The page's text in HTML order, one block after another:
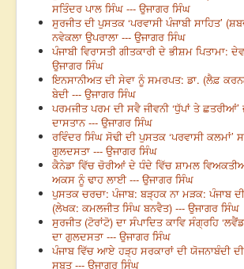
ਸਤਿੰਦਰ ਪਾਲ ਸਿੰਘ --- ਉਜਾਗਰ ਸਿੰਘ
ਸੁਰਜੀਤ ਦੀ ਪੁਸਤਕ ‘ਪਰਵਾਸੀ ਪੰਜਾਬੀ ਸਾਹਿਤ’
ਨਵੇਕਲਾ ਉਪਰਾਲਾ --- ਉਜਾਗਰ ਸਿੰਘ
ਪੰਜਾਬੀ ਵਿਰਾਸਤੀ ਗੀਤਕਾਰੀ ਦੇ ਭੀਸ਼ਮ ਪਿਤਾਮਾ:
ਉਜਾਗਰ ਸਿੰਘ
ਇਨਸਾਨੀਅਤ ਦੀ ਸੇਵਾ ਨੂੰ ਸਮਰਪਤ: ਡਾ. (ਲੈਫ਼
ਬੇਦੀ --- ਉਜਾਗਰ ਸਿੰਘ
ਪਰਮਜੀਤ ਪਰਮ ਦੀ ਸਵੈ ਜੀਵਨੀ ‘ਧੁੱਪਾਂ ਤੇ ਛਤਰੀਆਂ’
ਦਾਸਤਾਨ --- ਉਜਾਗਰ ਸਿੰਘ
ਰਵਿੰਦਰ ਸਿੰਘ ਸੋਢੀ ਦੀ ਪੁਸਤਕ ‘ਪਰਵਾਸੀ ਕਲਮਾਂ’
ਗੁਲਦਸਤਾ --- ਉਜਾਗਰ ਸਿੰਘ
ਕੈਨੇਡਾ ਵਿੱਚ ਚੋਰੀਆਂ ਦੇ ਧੰਦੇ ਵਿੱਚ ਸ਼ਾਮਲ
ਅਕਸ ਨੂੰ ਢਾਹ ਲਾਈ --- ਉਜਾਗਰ ਸਿੰਘ
ਪੁਸਤਕ ਚਰਚਾ: ਪੰਜਾਬ: ਬੜ੍ਹਕ ਨਾ ਮੜਕ: ਪੰਜਾਬ
(ਲੇਖਕ: ਕਮਲਜੀਤ ਸਿੰਘ ਬਨਵੈਤ) --- ਉਜਾਗਰ ਸਿੰਘ
ਸੁਰਜੀਤ (ਟੋਰਾਂਟੋ) ਦਾ ਸੰਪਾਦਿਤ ਕਾਵਿ ਸੰਗ੍ਰਹਿ
ਦਾ ਗੁਲਦਸਤਾ --- ਉਜਾਗਰ ਸਿੰਘ
ਪੰਜਾਬ ਵਿੱਚ ਆਏ ਹੜ੍ਹ ਸਰਕਾਰਾਂ ਦੀ ਯੋਜਨਾਬੰਦੀ
ਸਬੂਤ --- ਉਜਾਗਰ ਸਿੰਘ